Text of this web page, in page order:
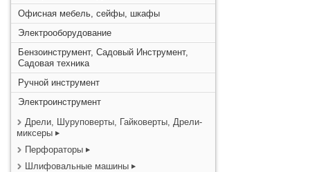
Офисная мебель, сейфы, шкафы
Электрооборудование
Бензоинструмент, Садовый Инструмент,
Садовая техника
Ручной инструмент
Электроинструмент
Дрели, Шуруповерты, Гайковерты, Дрели-
миксеры
Перфораторы
Шлифовальные машины